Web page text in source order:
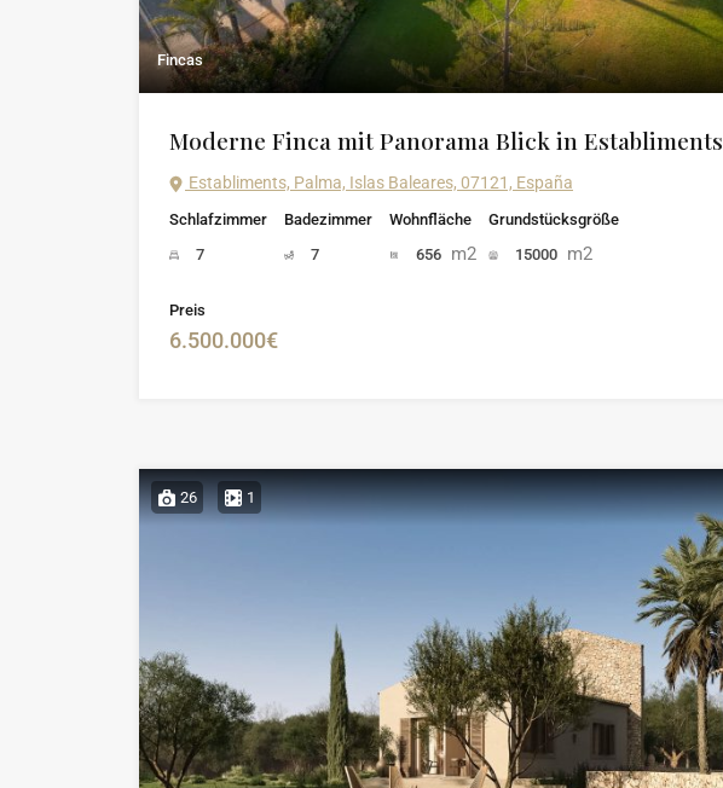
Fincas
Moderne Finca mit Panorama Blick in Establiments
Establiments, Palma, Islas Baleares, 07121, España
Schlafzimmer
7
Badezimmer
7
Wohnfläche
656 m2
Grundstücksgröße
15000 m2
Preis
6.500.000€
26 1